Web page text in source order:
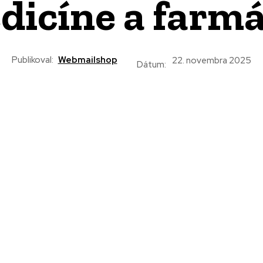
a
Publikoval: Webmailshop Dátum: 22. novembra 2025